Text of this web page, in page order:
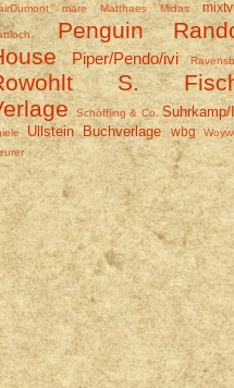
mare Matthaes Midas
Penguin
Piper/Pendo/ivi
S.
Schöffling & Co.
Ullstein Buchverlage wbg